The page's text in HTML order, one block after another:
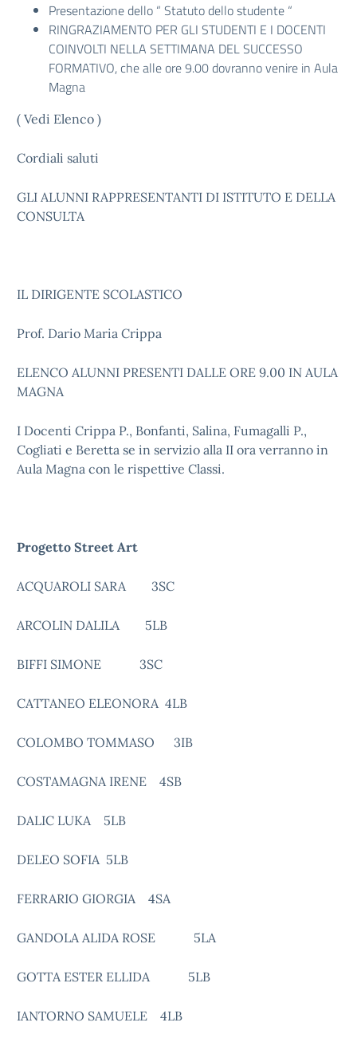
Presentazione dello “ Statuto dello studente “
RINGRAZIAMENTO PER GLI STUDENTI E I DOCENTI
COINVOLTI NELLA SETTIMANA DEL SUCCESSO
FORMATIVO, che alle ore 9.00 dovranno venire in Aula
Magna
( Vedi Elenco )
Cordiali saluti
GLI ALUNNI RAPPRESENTANTI DI ISTITUTO E DELLA
CONSULTA
IL DIRIGENTE SCOLASTICO
Prof. Dario Maria Crippa
ELENCO ALUNNI PRESENTI DALLE ORE 9.00 IN AULA
MAGNA
I Docenti Crippa P., Bonfanti, Salina, Fumagalli P.,
Cogliati e Beretta se in servizio alla II ora verranno in
Aula Magna con le rispettive Classi.
Progetto Street Art
ACQUAROLI SARA 3SC
ARCOLIN DALILA 5LB
BIFFI SIMONE 3SC
CATTANEO ELEONORA 4LB
COLOMBO TOMMASO 3IB
COSTAMAGNA IRENE 4SB
DALIC LUKA 5LB
DELEO SOFIA 5LB
FERRARIO GIORGIA 4SA
GANDOLA ALIDA ROSE 5LA
GOTTA ESTER ELLIDA 5LB
IANTORNO SAMUELE 4LB